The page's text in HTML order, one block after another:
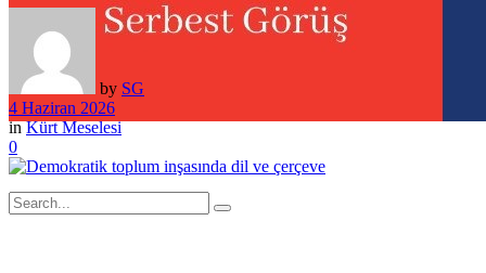
by SG
4 Haziran 2026
in Kürt Meselesi
0